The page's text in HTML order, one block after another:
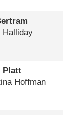
Halliday
Platt
Hoffman